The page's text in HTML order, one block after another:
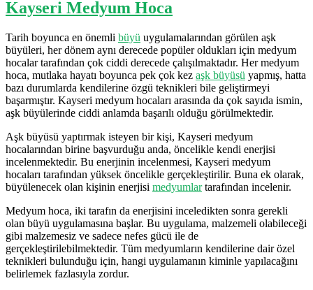
Kayseri Medyum Hoca
Tarih boyunca en önemli büyü uygulamalarından görülen aşk
büyüleri, her dönem aynı derecede popüler oldukları için medyum
hocalar tarafından çok ciddi derecede çalışılmaktadır. Her medyum
hoca, mutlaka hayatı boyunca pek çok kez aşk büyüsü yapmış, hatta
bazı durumlarda kendilerine özgü teknikleri bile geliştirmeyi
başarmıştır. Kayseri medyum hocaları arasında da çok sayıda ismin,
aşk büyülerinde ciddi anlamda başarılı olduğu görülmektedir.
Aşk büyüsü yaptırmak isteyen bir kişi, Kayseri medyum
hocalarından birine başvurduğu anda, öncelikle kendi enerjisi
incelenmektedir. Bu enerjinin incelenmesi, Kayseri medyum
hocaları tarafından yüksek öncelikle gerçekleştirilir. Buna ek olarak,
büyülenecek olan kişinin enerjisi medyumlartarafından incelenir.
Medyum hoca, iki tarafın da enerjisini inceledikten sonra gerekli
olan büyü uygulamasına başlar. Bu uygulama, malzemeli olabileceği
gibi malzemesiz ve sadece nefes gücü ile de
gerçekleştirilebilmektedir. Tüm medyumların kendilerine dair özel
teknikleri bulunduğu için, hangi uygulamanın kiminle yapılacağını
belirlemek fazlasıyla zordur.